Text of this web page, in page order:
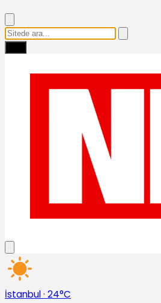
İstanbul· 24°C